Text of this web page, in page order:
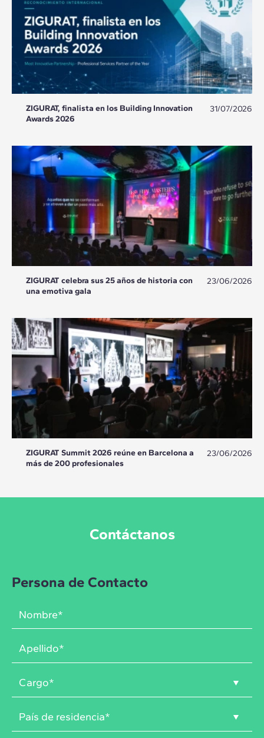
ZIGURAT, finalista en los Building Innovation
Awards 2026
31/07/2026
ZIGURAT celebra sus 25 años de historia con
una emotiva gala
23/06/2026
ZIGURAT Summit 2026 reúne en Barcelona a
más de 200 profesionales
23/06/2026
Contáctanos
Persona de Contacto